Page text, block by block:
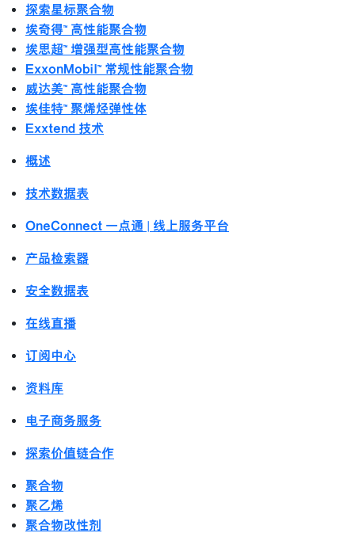
探索星标聚合物
埃奇得™ 高性能聚合物
埃思超™ 增强型高性能聚合物
ExxonMobil™ 常规性能聚合物
威达美™ 高性能聚合物
埃佳特™ 聚烯烃弹性体
Exxtend 技术
概述
技术数据表
OneConnect 一点通 | 线上服务平台
产品检索器
安全数据表
在线直播
订阅中心
资料库
电子商务服务
探索价值链合作
聚合物
聚乙烯
聚合物改性剂